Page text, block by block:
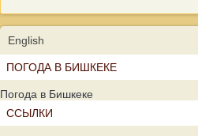
English
ПОГОДА В БИШКЕКЕ
Погода в Бишкеке
ССЫЛКИ